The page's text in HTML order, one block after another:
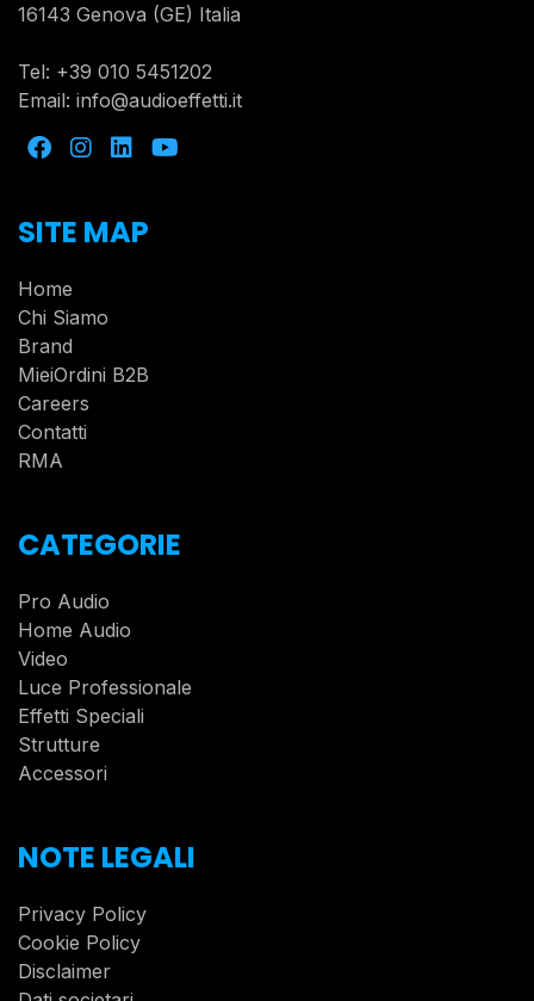
16143 Genova (GE) Italia
Tel: +39 010 5451202
Email: info@audioeffetti.it
SITE MAP
Home
Chi Siamo
Brand
MieiOrdini B2B
Careers
Contatti
RMA
CATEGORIE
Pro Audio
Home Audio
Video
Luce Professionale
Effetti Speciali
Strutture
Accessori
NOTE LEGALI
Privacy Policy
Cookie Policy
Disclaimer